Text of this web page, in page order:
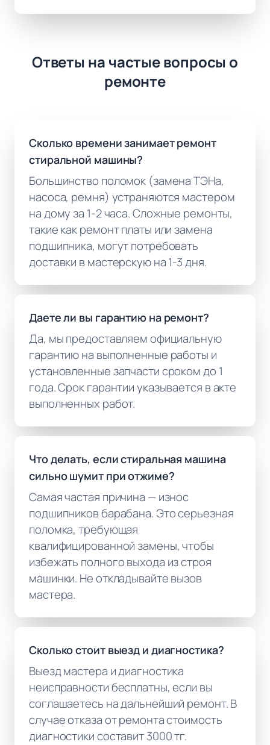
Ответы на частые вопросы о
ремонте
Сколько времени занимает ремонт
стиральной машины?
Большинство поломок (замена ТЭНа,
насоса, ремня) устраняются мастером
на дому за 1-2 часа. Сложные ремонты,
такие как ремонт платы или замена
подшипника, могут потребовать
доставки в мастерскую на 1-3 дня.
Даете ли вы гарантию на ремонт?
Да, мы предоставляем официальную
гарантию на выполненные работы и
установленные запчасти сроком до 1
года. Срок гарантии указывается в акте
выполненных работ.
Что делать, если стиральная машина
сильно шумит при отжиме?
Самая частая причина — износ
подшипников барабана. Это серьезная
поломка, требующая
квалифицированной замены, чтобы
избежать полного выхода из строя
машинки. Не откладывайте вызов
мастера.
Сколько стоит выезд и диагностика?
Выезд мастера и диагностика
неисправности бесплатны, если вы
соглашаетесь на дальнейший ремонт. В
случае отказа от ремонта стоимость
диагностики составит 3000 тг.